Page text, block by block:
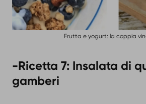
Frutta e yogurt: la coppia
-Ricetta 7: Insalata di
gamberi